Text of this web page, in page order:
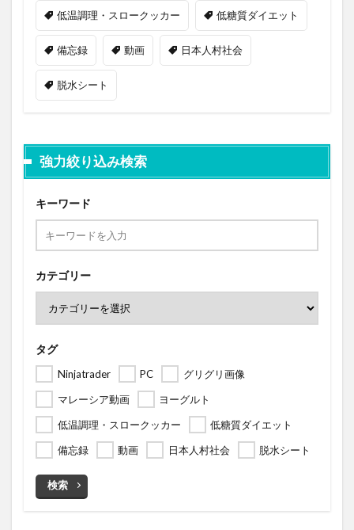
低温調理・スロークッカー 低糖質ダイエット
備忘録 動画 日本人村社会
脱水シート
強力絞り込み検索
キーワード
カテゴリー
タグ
Ninjatrader PC
グリグリ画像
マレーシア動画
ヨーグルト
低温調理・スロークッカー
低糖質ダイエット
備忘録
動画 日本人村社会 脱水シート
検索